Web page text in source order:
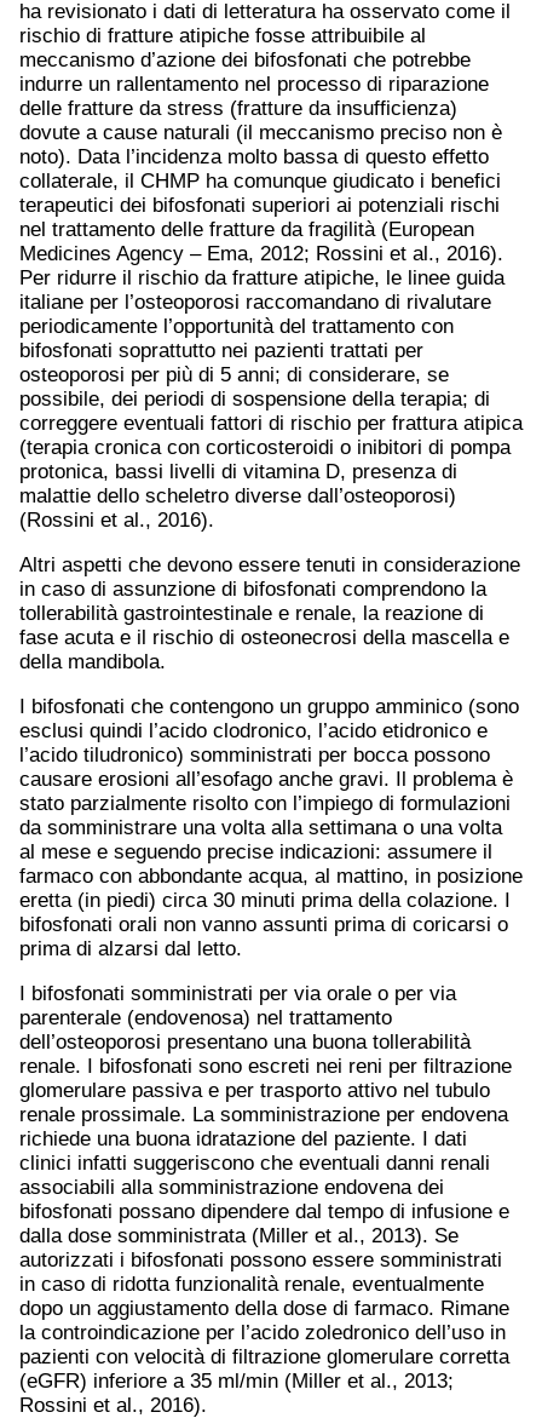
ha revisionato i dati di letteratura ha osservato come il
rischio di fratture atipiche fosse attribuibile al
meccanismo d’azione dei bifosfonati che potrebbe
indurre un rallentamento nel processo di riparazione
delle fratture da stress (fratture da insufficienza)
dovute a cause naturali (il meccanismo preciso non è
noto). Data l’incidenza molto bassa di questo effetto
collaterale, il CHMP ha comunque giudicato i benefici
terapeutici dei bifosfonati superiori ai potenziali rischi
nel trattamento delle fratture da fragilità (European
Medicines Agency – Ema, 2012; Rossini et al., 2016).
Per ridurre il rischio da fratture atipiche, le linee guida
italiane per l’osteoporosi raccomandano di rivalutare
periodicamente l’opportunità del trattamento con
bifosfonati soprattutto nei pazienti trattati per
osteoporosi per più di 5 anni; di considerare, se
possibile, dei periodi di sospensione della terapia; di
correggere eventuali fattori di rischio per frattura atipica
(terapia cronica con corticosteroidi o inibitori di pompa
protonica, bassi livelli di vitamina D, presenza di
malattie dello scheletro diverse dall’osteoporosi)
(Rossini et al., 2016).
Altri aspetti che devono essere tenuti in considerazione
in caso di assunzione di bifosfonati comprendono la
tollerabilità gastrointestinale e renale, la reazione di
fase acuta e il rischio di osteonecrosi della mascella e
della mandibola.
I bifosfonati che contengono un gruppo amminico (sono
esclusi quindi l’acido clodronico, l’acido etidronico e
l’acido tiludronico) somministrati per bocca possono
causare erosioni all’esofago anche gravi. Il problema è
stato parzialmente risolto con l’impiego di formulazioni
da somministrare una volta alla settimana o una volta
al mese e seguendo precise indicazioni: assumere il
farmaco con abbondante acqua, al mattino, in posizione
eretta (in piedi) circa 30 minuti prima della colazione. I
bifosfonati orali non vanno assunti prima di coricarsi o
prima di alzarsi dal letto.
I bifosfonati somministrati per via orale o per via
parenterale (endovenosa) nel trattamento
dell’osteoporosi presentano una buona tollerabilità
renale. I bifosfonati sono escreti nei reni per filtrazione
glomerulare passiva e per trasporto attivo nel tubulo
renale prossimale. La somministrazione per endovena
richiede una buona idratazione del paziente. I dati
clinici infatti suggeriscono che eventuali danni renali
associabili alla somministrazione endovena dei
bifosfonati possano dipendere dal tempo di infusione e
dalla dose somministrata (Miller et al., 2013). Se
autorizzati i bifosfonati possono essere somministrati
in caso di ridotta funzionalità renale, eventualmente
dopo un aggiustamento della dose di farmaco. Rimane
la controindicazione per l’acido zoledronico dell’uso in
pazienti con velocità di filtrazione glomerulare corretta
(eGFR) inferiore a 35 ml/min (Miller et al., 2013;
Rossini et al., 2016).